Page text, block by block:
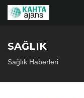
SAĞLIK
Sağlık Haberleri